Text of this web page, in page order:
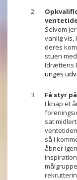
Selvom
vanlig vis,
deres
stuen
Idrættens
unges
Få styr
I knap et
sat
så I
åbner